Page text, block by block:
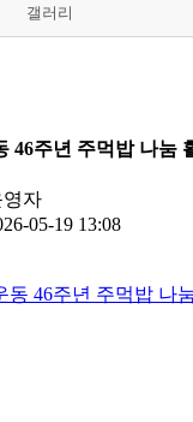
갤러리
46주년 주먹밥 나눔
영자
05-19 13:08